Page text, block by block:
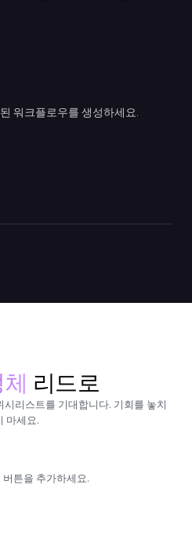
워크플로우를 생성하세요.
리드로
시리스트를 기대합니다. 기회를 놓치
마세요.
튼을 추가하세요.